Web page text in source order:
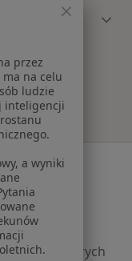
których
przez
ma na celu
ludzie
inteligencji
a wyniki